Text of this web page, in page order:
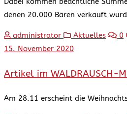
denen 20.000 Bären verkauft
administrator Aktuelles 0
15. November 2020
Artikel im WALDRAUSCH-
Am 28.11 erscheint die